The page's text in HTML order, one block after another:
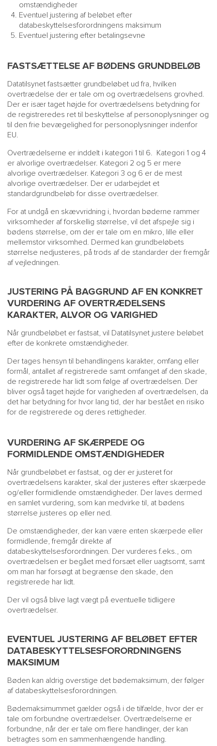
omstændigheder
Eventuel justering af beløbet efter
databeskyttelsesforordningens maksimum
Eventuel justering efter betalingsevne
FASTSÆTTELSE AF BØDENS GRUNDBELØB
Datatilsynet fastsætter grundbeløbet ud fra, hvilken
overtrædelse der er tale om og overtrædelsens grovhed.
Der er især taget højde for overtrædelsens betydning for
de registreredes ret til beskyttelse af personoplysninger og
til den frie bevægelighed for personoplysninger indenfor
EU.
Overtrædelserne er inddelt i kategori 1 til 6. Kategori 1 og 4
er alvorlige overtrædelser. Kategori 2 og 5 er mere
alvorlige overtrædelser. Kategori 3 og 6 er de mest
alvorlige overtrædelser. Der er udarbejdet et
standardgrundbeløb for disse overtrædelser.
For at undgå en skævvridning i, hvordan bøderne rammer
virksomheder af forskellig størrelse, vil det afspejle sig i
bødens størrelse, om der er tale om en mikro, lille eller
mellemstor virksomhed. Dermed kan grundbeløbets
størrelse nedjusteres, på trods af de standarder der fremgår
af vejledningen.
JUSTERING PÅ BAGGRUND AF EN KONKRET
VURDERING AF OVERTRÆDELSENS
KARAKTER, ALVOR OG VARIGHED
Når grundbeløbet er fastsat, vil Datatilsynet justere beløbet
efter de konkrete omstændigheder.
Der tages hensyn til behandlingens karakter, omfang eller
formål, antallet af registrerede samt omfanget af den skade,
de registrerede har lidt som følge af overtrædelsen. Der
bliver også taget højde for varigheden af overtrædelsen, da
det har betydning for hvor lang tid, der har bestået en risiko
for de registrerede og deres rettigheder.
VURDERING AF SKÆRPEDE OG
FORMIDLENDE OMSTÆNDIGHEDER
Når grundbeløbet er fastsat, og der er justeret for
overtrædelsens karakter, skal der justeres efter skærpede
og/eller formidlende omstændigheder. Der laves dermed
en samlet vurdering, som kan medvirke til, at bødens
størrelse justeres op eller ned.
De omstændigheder, der kan være enten skærpede eller
formidlende, fremgår direkte af
databeskyttelsesforordningen. Der vurderes f.eks., om
overtrædelsen er begået med forsæt eller uagtsomt, samt
om man har forsøgt at begrænse den skade, den
registrerede har lidt.
Der vil også blive lagt vægt på eventuelle tidligere
overtrædelser.
EVENTUEL JUSTERING AF BELØBET EFTER
DATABESKYTTELSESFORORDNINGENS
MAKSIMUM
Bøden kan aldrig overstige det bødemaksimum, der følger
af databeskyttelsesforordningen.
Bødemaksimummet gælder også i de tilfælde, hvor der er
tale om forbundne overtrædelser. Overtrædelserne er
forbundne, når der er tale om flere handlinger, der kan
betragtes som en sammenhængende handling.